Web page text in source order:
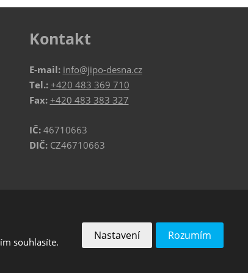
Kontakt
E-mail: info@jipo-desna.cz
Tel.: +420 483 369 710
Fax: +420 483 383 327
IČ:46710663
DIČ:CZ46710663
společnosti Google.
souhlasíte.
Nastavení Rozumím